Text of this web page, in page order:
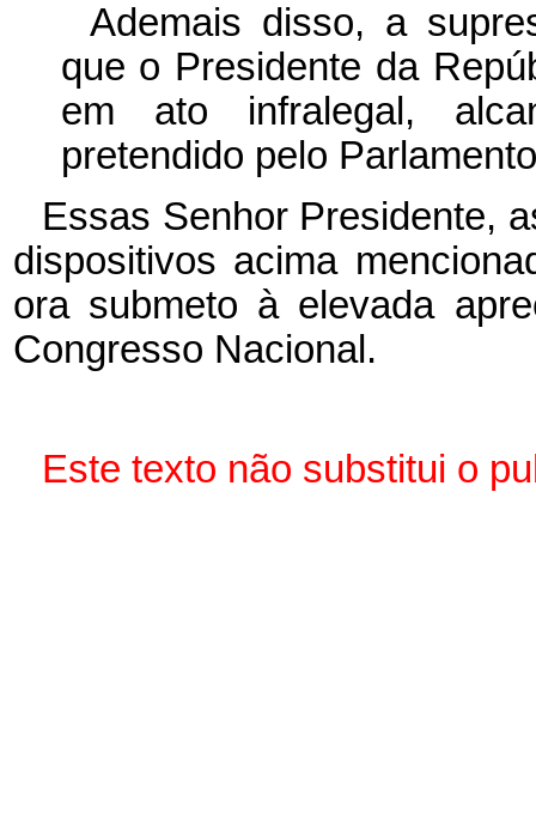
Ademais disso, a
que o Presidente da
em ato infralegal,
pretendido pelo
Essas Senhor Presidente,
dispositivos acima
ora submeto à elevada
Congresso Nacional.
Este texto não substitui o